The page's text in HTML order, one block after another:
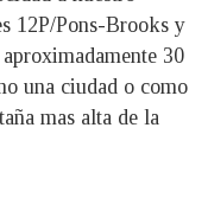
12P/Pons-Brooks y
30
una ciudad o como
mas alta de la